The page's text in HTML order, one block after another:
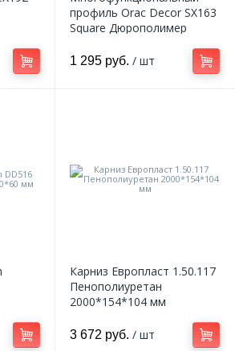
профиль Orac Decor SX163
Square Дюрополимер
1 295 руб. / шт
Карниз Европласт 1.50.117
Пенополиуретан
2000*154*104 мм
3 672 руб. / шт